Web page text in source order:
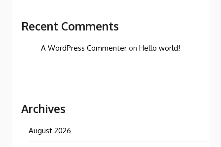
Recent Comments
A WordPress Commenter onHello world!
Archives
August 2026